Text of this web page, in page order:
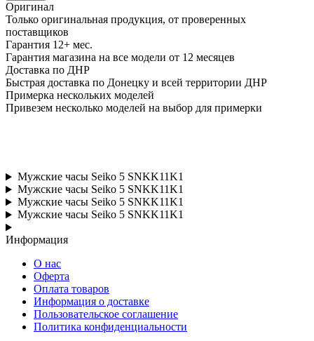
Оригинал
Только оригинальная продукция, от проверенных
поставщиков
Гарантия 12+ мес.
Гарантия магазина на все модели от 12 месяцев
Доставка по ДНР
Быстрая доставка по Донецку и всей территории ДНР
Примерка нескольких моделей
Привезем несколько моделей на выбор для примерки
Мужские часы Seiko 5 SNKK11K1
Мужские часы Seiko 5 SNKK11K1
Мужские часы Seiko 5 SNKK11K1
Мужские часы Seiko 5 SNKK11K1
Информация
О нас
Оферта
Оплата товаров
Информация о доставке
Пользовательское соглашение
Политика конфиденциальности